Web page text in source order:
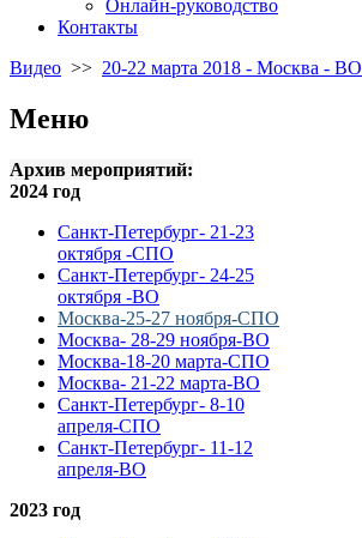
Онлайн-руководство
Контакты
Видео >> 20-22 марта 2018 - Москва - ВО
Меню
Архив мероприятий:
2024 год
Санкт-Петербург- 21-23
октября -СПО
Санкт-Петербург- 24-25
октября -ВО
Москва-25-27 ноября-СПО
Москва- 28-29 ноября-ВО
Москва-18-20 марта-СПО
Москва- 21-22 марта-ВО
Санкт-Петербург- 8-10
апреля-СПО
Санкт-Петербург- 11-12
апреля-ВО
2023 год